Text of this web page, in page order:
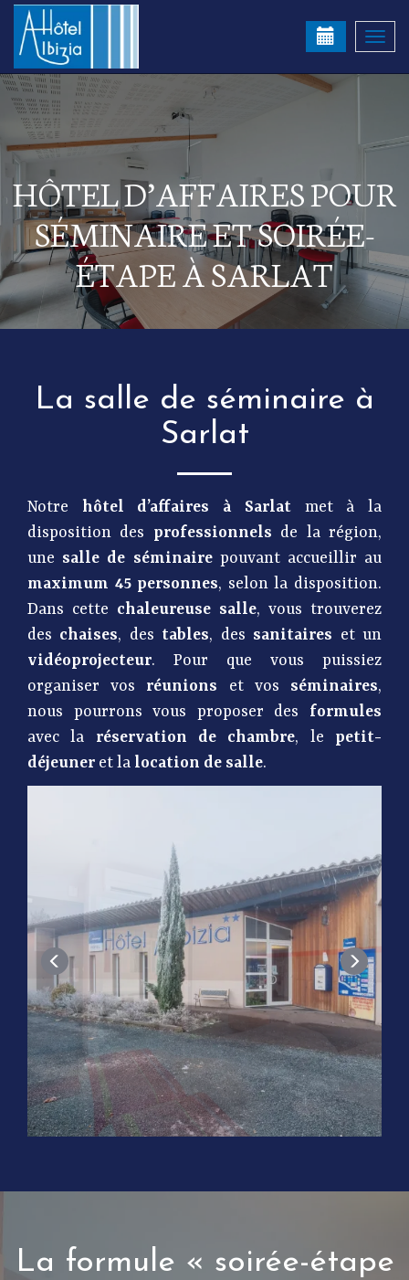
HÔTEL D’AFFAIRES POUR
SÉMINAIRE ET SOIRÉE-
ÉTAPE À SARLAT
La salle de séminaire à
Sarlat
Notre hôtel d’affaires à Sarlatmet à la
disposition des professionnels de la région,
une salle de séminairepouvant accueillir au
maximum 45 personnes, selon la disposition.
Dans cette chaleureuse salle, vous trouverez
des chaises, des tables, des sanitaires et un
vidéoprojecteur. Pour que vous puissiez
organiser vos réunions et vos séminaires,
nous pourrons vous proposer des formules
avec la réservation de chambre, le petit-
déjeuner et la location de salle.
La formule « soirée-étape